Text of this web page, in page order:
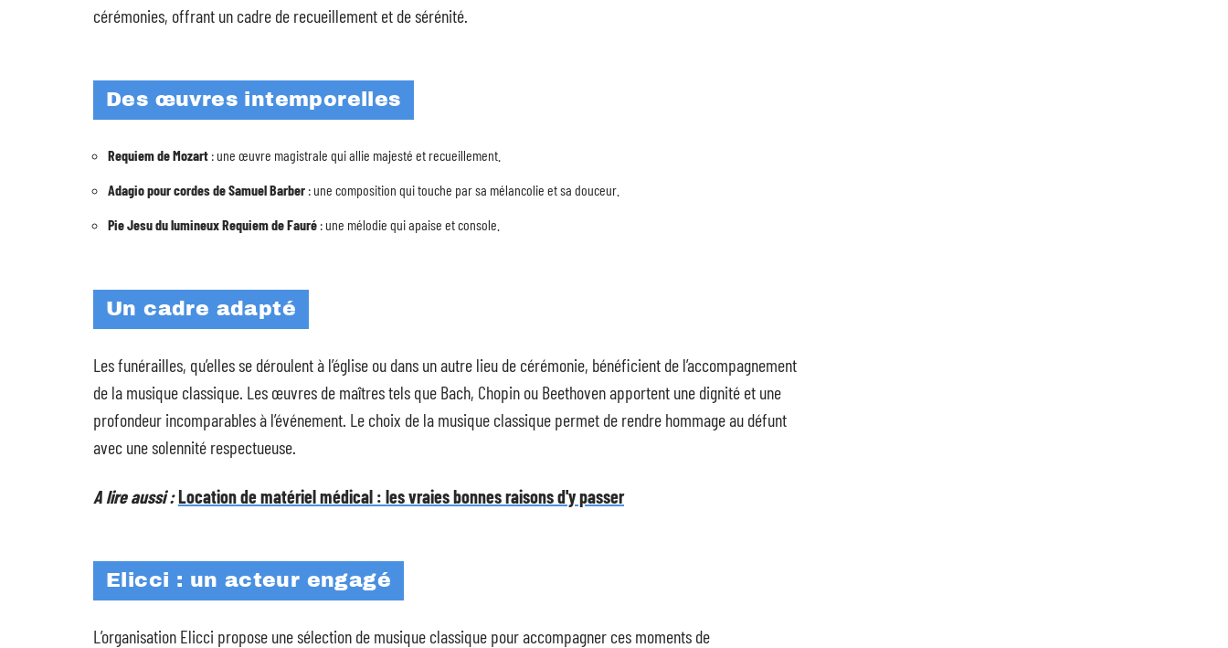
cérémonies, offrant un cadre de recueillement et de sérénité.
Des œuvres intemporelles
Requiem de Mozart : une œuvre magistrale qui allie majesté et recueillement.
Adagio pour cordes de Samuel Barber : une composition qui touche par sa mélancolie et sa douceur.
Pie Jesu du lumineux Requiem de Fauré : une mélodie qui apaise et console.
Un cadre adapté
Les funérailles, qu’elles se déroulent à l’église ou dans un autre lieu de cérémonie, bénéficient de l’accompagnement
de la musique classique. Les œuvres de maîtres tels que Bach, Chopin ou Beethoven apportent une dignité et une
profondeur incomparables à l’événement. Le choix de la musique classique permet de rendre hommage au défunt
avec une solennité respectueuse.
A lire aussi :Location de matériel médical : les vraies bonnes raisons d'y passer
Elicci : un acteur engagé
L’organisation Elicci propose une sélection de musique classique pour accompagner ces moments de